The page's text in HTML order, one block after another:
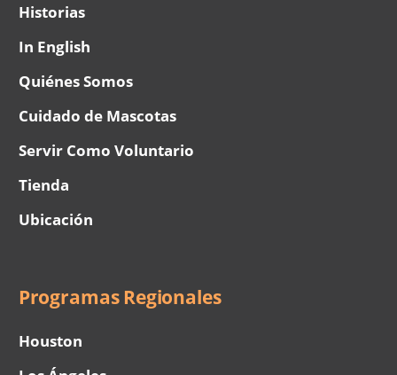
Historias
In English
Quiénes Somos
Cuidado de Mascotas
Servir Como Voluntario
Tienda
Ubicación
Programas Regionales
Houston